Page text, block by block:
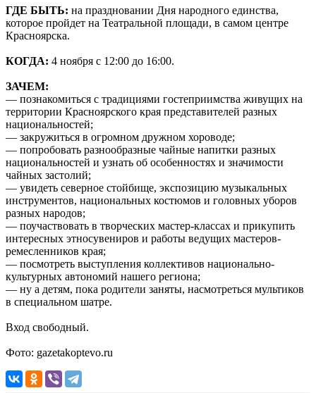
ГДЕ БЫТЬ: на праздновании Дня народного единства,
которое пройдет на Театральной площади, в самом центре
Красноярска.
КОГДА: 4 ноября с 12:00 до 16:00.
ЗАЧЕМ:
— познакомиться с традициями гостеприимства живущих на
территории Красноярского края представителей разных
национальностей;
— закружиться в огромном дружном хороводе;
— попробовать разнообразные чайные напитки разных
национальностей и узнать об особенностях и значимости
чайных застолий;
— увидеть северное стойбище, экспозицию музыкальных
инструментов, национальных костюмов и головных уборов
разных народов;
— поучаствовать в творческих мастер-классах и прикупить
интересных этносувениров и работы ведущих мастеров-
ремесленников края;
— посмотреть выступления коллективов национально-
культурных автономий нашего региона;
— ну а детям, пока родители заняты, насмотреться мультиков
в специальном шатре.
Вход свободный.
Фото: gazetakoptevo.ru